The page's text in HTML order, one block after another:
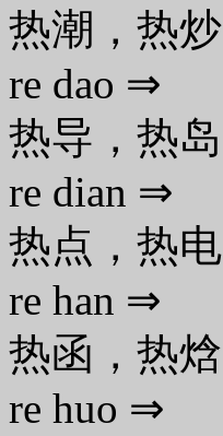
热潮，热炒
re dao ⇒
热导，热岛
re dian ⇒
热点，热电
re han ⇒
热函，热焓
re huo ⇒